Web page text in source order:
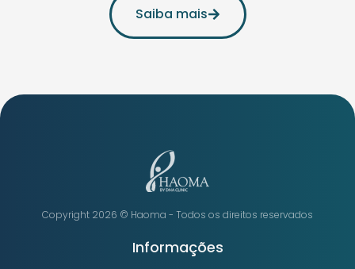
Saiba mais
Copyright 2026 ©️ Haoma - Todos os direitos reservados
Informações